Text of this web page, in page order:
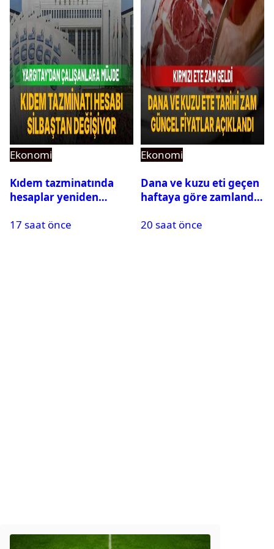
Ekonomi
Kıdem tazminatında
hesaplar yeniden
prim ve yardım
17 saat önce
Ekonomi
Dana ve kuzu eti geçen
haftaya göre zamlandı:
açıklandı
20 saat önce